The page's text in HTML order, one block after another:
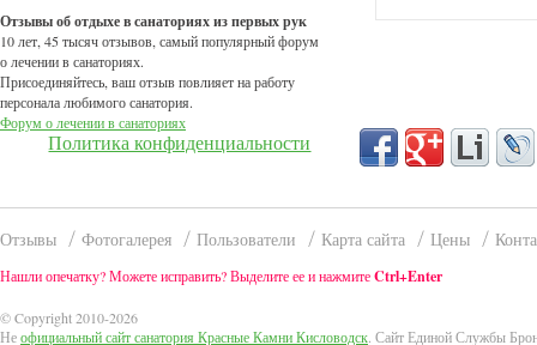
Отзывы об отдыхе в санаториях из первых рук
10 лет, 45 тысяч отзывов, самый популярный форум
о лечении в санаториях.
Присоединяйтесь, ваш отзыв повлияет на работу
персонала любимого санатория.
Форум о лечении в санаториях
Отзывы Фотогалерея Пользователи Карта сайта Цены
Нашли опечатку? Можете исправить? Выделите ее и нажмитеCtrl+Enter
© Copyright 2010-2026
Неофициальный сайт санатория Красные Камни Кисловодск . Сайт Единой Службы
Политика конфиденциальности